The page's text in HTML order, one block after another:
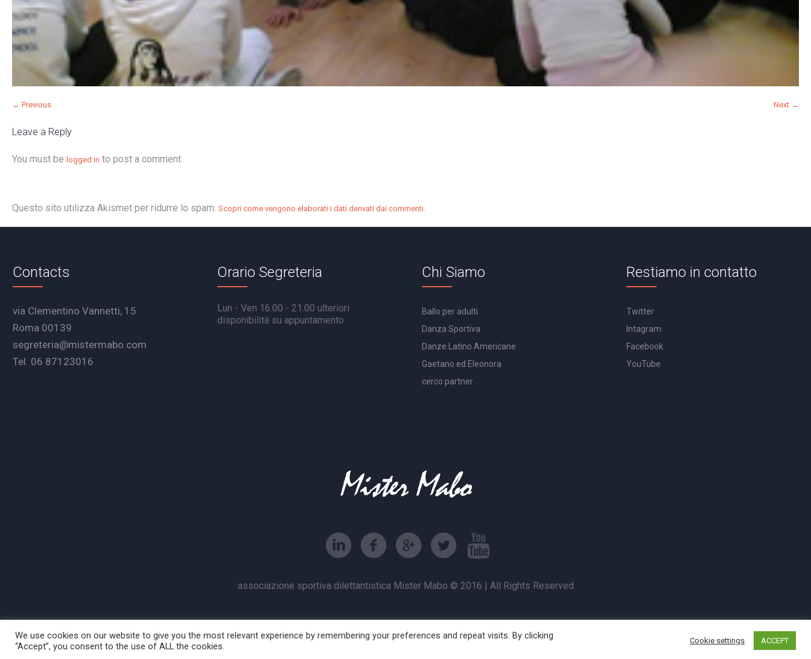
← Previous Next →
Leave a Reply
You must be logged in to post a comment.
Questo sito utilizza Akismet per ridurre lo spam. Scopri come vengono elaborati i dati derivati dai commenti.
Contacts
via Clementino Vannetti, 15
Roma 00139
segreteria@mistermabo.com
Tel. 06 87123016
Orario Segreteria
Lun - Ven 16.00 - 21.00 ulteriori
disponibilità su appuntamento
Chi Siamo
Ballo per adulti
Danza Sportiva
Danze Latino Americane
Gaetano ed Eleonora
cerco partner
Restiamo in contatto
Twitter
Intagram
Facebook
YouTube
associazione sportiva dilettantistica Mister Mabo © 2016 | All Rights Reserved
We use cookies on our website to give you the most relevant experience by remembering your preferences and repeat visits. By clicking
“Accept”, you consent to the use of ALL the cookies.
Cookie settings ACCEPT